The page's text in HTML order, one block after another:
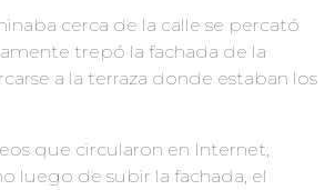
cerca de la calle se percató
trepó la fachada de la
a la terraza donde estaban los
que circularon en Internet,
luego de subir la fachada, el